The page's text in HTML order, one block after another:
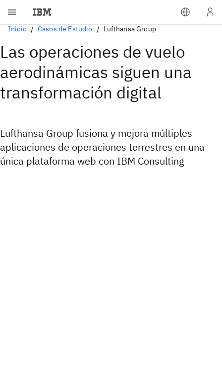
Inicio Casos de Estudio Lufthansa Group
Las operaciones de vuelo
aerodinámicas siguen una
transformación digital
Lufthansa Group fusiona y mejora múltiples
aplicaciones de operaciones terrestres en una
única plataforma web con IBM Consulting